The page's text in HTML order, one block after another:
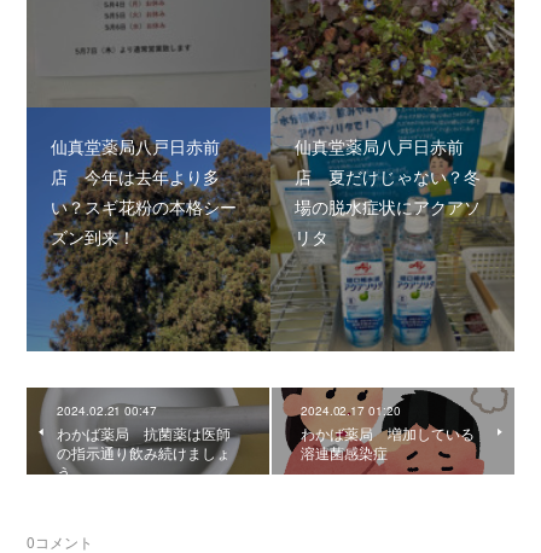
仙真堂薬局八戸日赤前
店 今年は去年より多
い？スギ花粉の本格シー
ズン到来！
仙真堂薬局八戸日赤前
店 夏だけじゃない？冬
場の脱水症状にアクアソ
リタ
2024.02.21 00:47
わかば薬局 抗菌薬は医師
の指示通り飲み続けましょ
う
2024.02.17 01:20
わかば薬局 増加している
溶連菌感染症
0コメント